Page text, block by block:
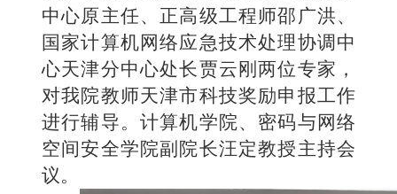
中心原主任、正高级工程师邵广洪、
国家计算机网络应急技术处理协调中
心天津分中心处长贾云刚两位专家，
对我院教师天津市科技奖励申报工作
进行辅导。计算机学院、密码与网络
空间安全学院副院长汪定教授主持会
议。